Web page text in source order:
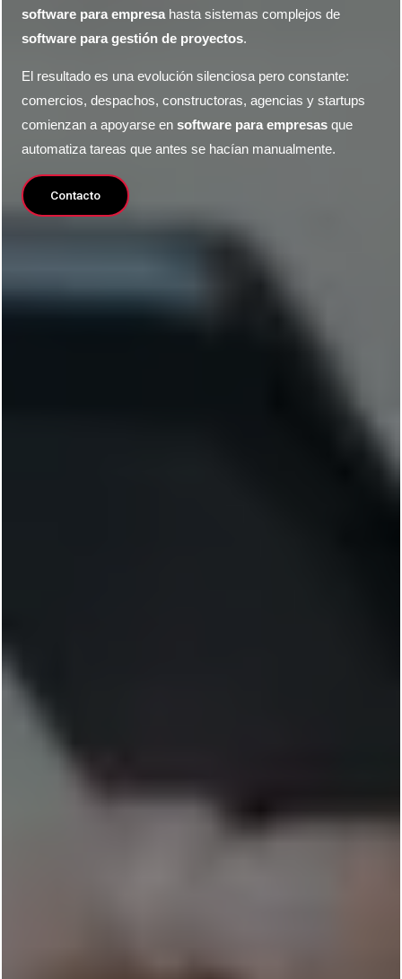
software para empresa hasta sistemas complejos de
software para gestión de proyectos.
El resultado es una evolución silenciosa pero constante:
comercios, despachos, constructoras, agencias y startups
comienzan a apoyarse ensoftware para empresas que
automatiza tareas que antes se hacían manualmente.
Contacto